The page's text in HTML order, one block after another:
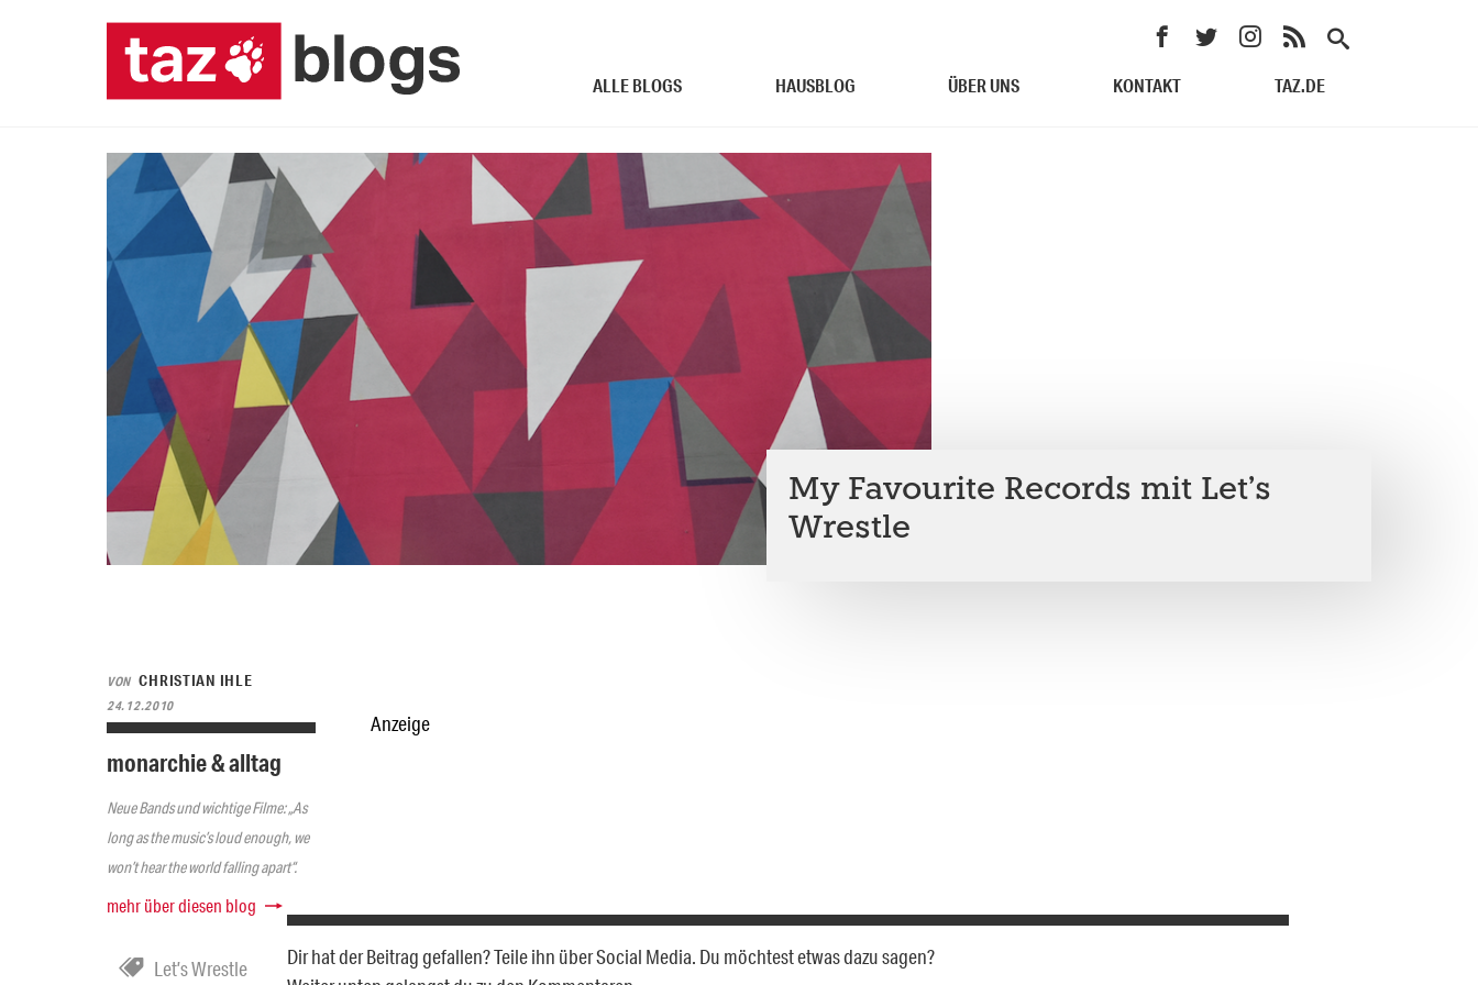
ALLE BLOGS HAUSBLOG ÜBER UNS KONTAKT TAZ.DE
My Favourite Records mit Let’s
Wrestle
VON CHRISTIAN IHLE
24.12.2010
monarchie & alltag
Neue Bands und wichtige Filme: „As
long as the music’s loud enough, we
won’t hear the world falling apart“.
mehr über diesen blog
Anzeige
Let’s Wrestle
Dir hat der Beitrag gefallen? Teile ihn über Social Media. Du möchtest etwas dazu sagen?